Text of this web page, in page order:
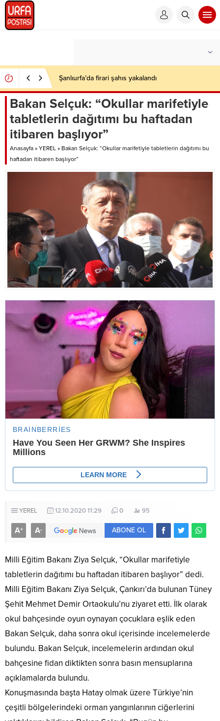
Şanlıurfa’da firari şahıs yakalandı
Bakan Selçuk: “Okullar marifetiyle
tabletlerin dağıtımı bu haftadan
itibaren başlıyor”
Anasayfa » YEREL » Bakan Selçuk: “Okullar marifetiyle tabletlerin dağıtımı bu
haftadan itibaren başlıyor”
YEREL 12.10.2020 11:29 0 95
A+ A- ABONE OL
Milli Eğitim Bakanı Ziya Selçuk, “Okullar marifetiyle
tabletlerin dağıtımı bu haftadan itibaren başlıyor” dedi.
Milli Eğitim Bakanı Ziya Selçuk, Çankırı’da bulunan Tüney
Şehit Mehmet Demir Ortaokulu’nu ziyaret etti. İlk olarak
okul bahçesinde oyun oynayan çocuklara eşlik eden
Bakan Selçuk, daha sonra okul içerisinde incelemelerde
bulundu. Bakan Selçuk, incelemelerin ardından okul
bahçesine fidan diktikten sonra basın mensuplarına
açıklamalarda bulundu.
Konuşmasında başta Hatay olmak üzere Türkiye’nin
çeşitli bölgelerindeki orman yangınlarının ciğerlerini